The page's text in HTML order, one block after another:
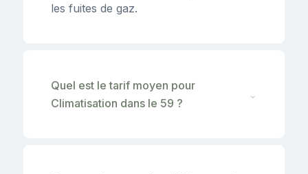
les fuites de gaz.
Quel est le tarif moyen pour
Climatisation dans le 59 ?
⌄